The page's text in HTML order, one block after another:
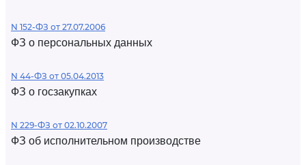
N 152-ФЗ от 27.07.2006
ФЗ о персональных данных
N 44-ФЗ от 05.04.2013
ФЗ о госзакупках
N 229-ФЗ от 02.10.2007
ФЗ об исполнительном производстве